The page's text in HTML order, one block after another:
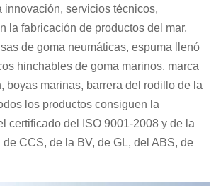
innovación, servicios técnicos,
la fabricación de productos del mar,
de goma neumáticas, espuma llenó
hinchables de goma marinos, marca
boyas marinas, barrera del rodillo de la
los productos consiguen la
certificado del ISO 9001-2008 y de la
CCS, de la BV, de GL, del ABS, de